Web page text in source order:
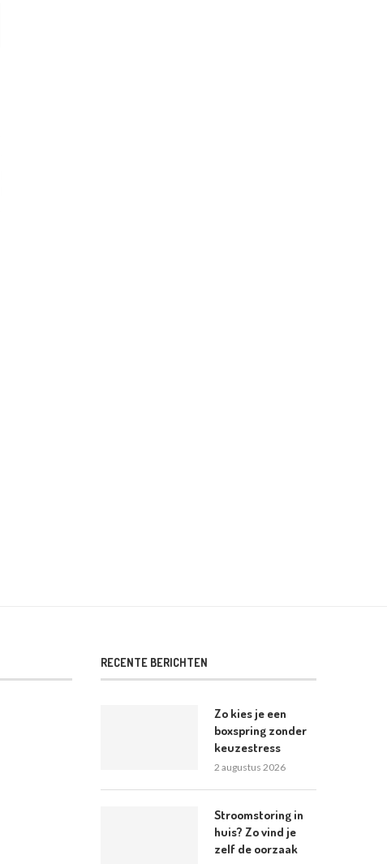
RECENTE BERICHTEN
Zo kies je een
boxspring zonder
keuzestress
2 augustus 2026
Stroomstoring in
huis? Zo vind je
zelf de oorzaak